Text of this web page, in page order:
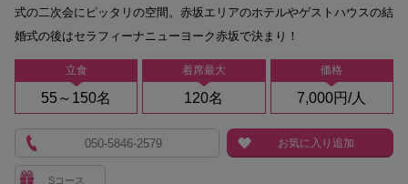
立食
55～150名
着席最大
120名
価格
7,000円/人
式の二次会にピッタリの空間。赤坂エリアのホテルやゲストハウスの結
婚式の後はセラフィーナニューヨーク赤坂で決まり！
Sコース
050-5846-2579 お気に入り追加